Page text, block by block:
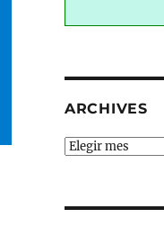
ARCHIVES
Archives